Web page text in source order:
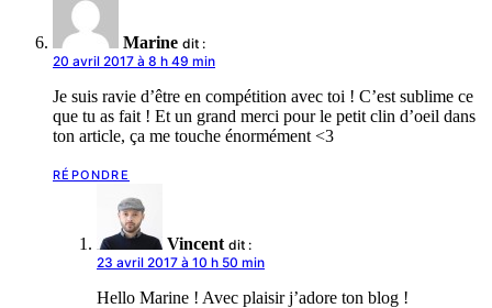
Marine dit :
20 avril 2017 à 8 h 49 min
Je suis ravie d’être en compétition avec toi ! C’est sublime ce
que tu as fait ! Et un grand merci pour le petit clin d’oeil dans
ton article, ça me touche énormément <3
RÉPONDRE
Vincent dit :
23 avril 2017 à 10 h 50 min
Hello Marine ! Avec plaisir j’adore ton blog !